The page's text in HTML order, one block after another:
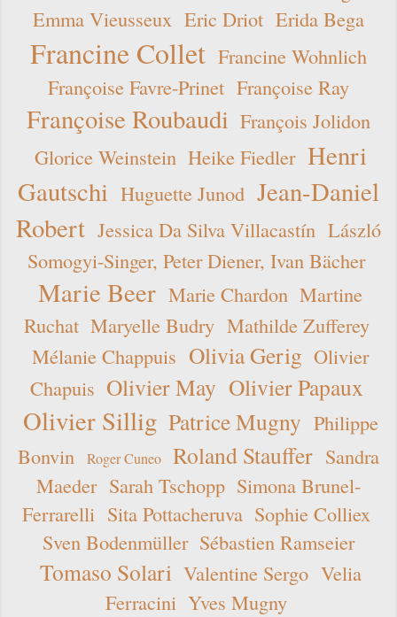
Emma Vieusseux Eric Driot Erida Bega
Francine Collet Francine Wohnlich
Françoise Favre-Prinet Françoise Ray
Françoise Roubaudi François Jolidon
Glorice Weinstein Heike Fiedler Henri
Gautschi Huguette Junod Jean-Daniel
Robert Jessica Da Silva Villacastín László
Somogyi-Singer, Peter Diener, Ivan Bächer
Marie Beer Marie Chardon Martine
Ruchat Maryelle Budry Mathilde Zufferey
Mélanie Chappuis Olivia Gerig Olivier
Chapuis Olivier May Olivier Papaux
Olivier Sillig Patrice Mugny Philippe
Bonvin
Roger Cuneo Roland Stauffer Sandra
Maeder Sarah Tschopp Simona Brunel-
Ferrarelli Sita Pottacheruva Sophie Colliex
Sven Bodenmüller Sébastien Ramseier
Tomaso Solari Valentine Sergo Velia
Ferracini Yves Mugny